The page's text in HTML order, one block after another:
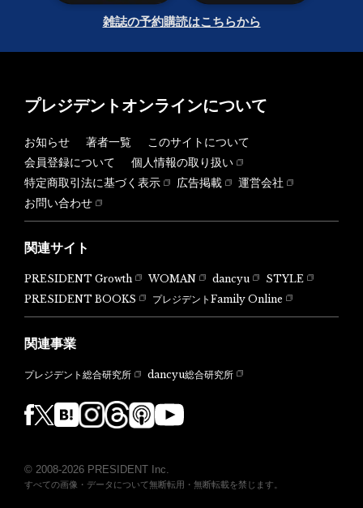
雑誌の予約購読はこちらから
プレジデントオンラインについて
お知らせ 著者一覧
このサイトについて
会員登録について
個人情報の取り扱い
特定商取引法に基づく表示
広告掲載
運営会社
お問い合わせ
関連サイト
PRESIDENT Growth WOMAN dancyu
STYLE
PRESIDENT BOOKS
プレジデントFamily Online
関連事業
プレジデント総合研究所 dancyu総合研究所
© 2008-2026 PRESIDENT Inc.
すべての画像・データについて無断転用・無断転載を禁じます。